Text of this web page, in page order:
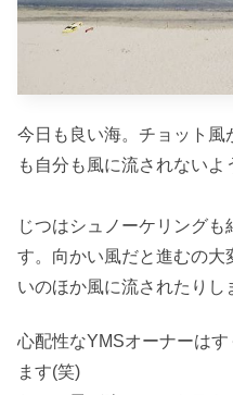
今日も良い海。チョット風
も自分も風に流されないよ
じつはシュノーケリング
す。向かい風だと進むの大
いのほか風に流されたりし
心配性なYMSオーナーは
ます(笑)